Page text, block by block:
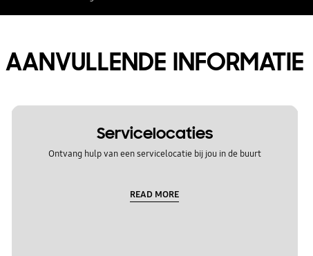
AANVULLENDE INFORMATIE
Servicelocaties
Ontvang hulp van een servicelocatie bij jou in de buurt
READ MORE